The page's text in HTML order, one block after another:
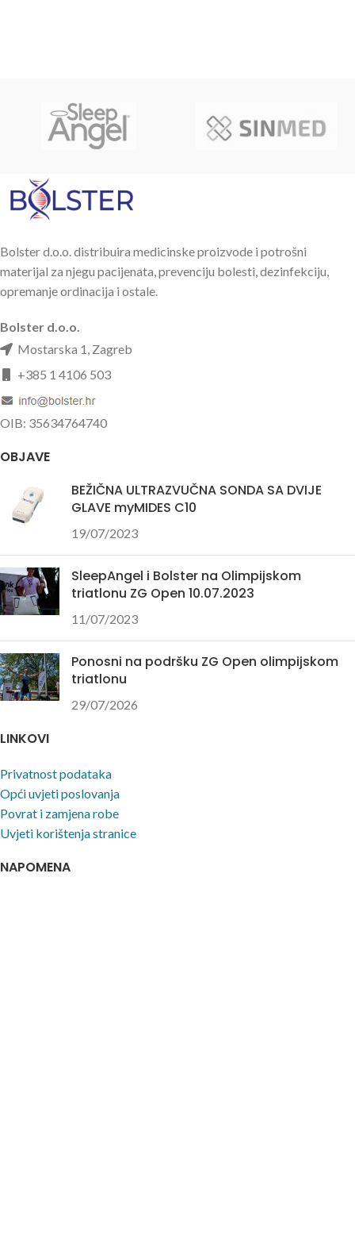
Bolster d.o.o. distribuira medicinske proizvode i potrošni
materijal za njegu pacijenata, prevenciju bolesti, dezinfekciju,
opremanje ordinacija i ostale.
Bolster d.o.o.
Mostarska 1, Zagreb
+385 1 4106 503
OIB: 35634764740
OBJAVE
BEŽIČNA ULTRAZVUČNA SONDA SA DVIJE
GLAVE myMIDES C10
19/07/2023
SleepAngel i Bolster na Olimpijskom
triatlonu ZG Open 10.07.2023
11/07/2023
Ponosni na podršku ZG Open olimpijskom
triatlonu
29/07/2026
LINKOVI
Privatnost podataka
Opći uvjeti poslovanja
Povrat i zamjena robe
Uvjeti korištenja stranice
NAPOMENA